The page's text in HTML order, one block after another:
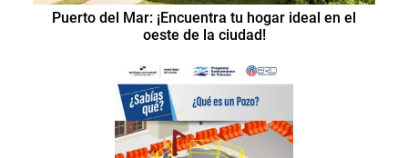
Puerto del Mar: ¡Encuentra tu hogar ideal en el
oeste de la ciudad!